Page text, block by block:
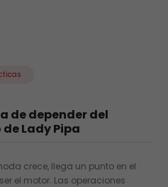
de depender del
Lady Pipa
crece, llega un punto en el
el motor. Las operaciones